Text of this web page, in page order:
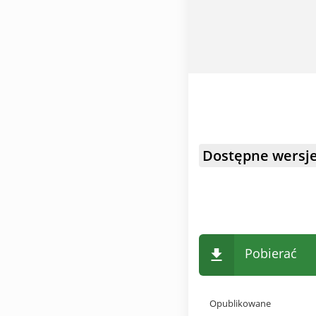
Dostępne
Pobierać
Opublikowane